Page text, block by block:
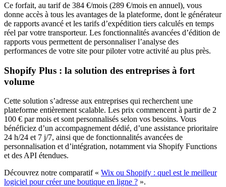
Ce forfait, au tarif de 384 €/mois (289 €/mois en annuel), vous
donne accès à tous les avantages de la plateforme, dont le générateur
de rapports avancé et les tarifs d’expédition tiers calculés en temps
réel par votre transporteur. Les fonctionnalités avancées d’édition de
rapports vous permettent de personnaliser l’analyse des
performances de votre site pour piloter votre activité au plus près.
Shopify Plus : la solution des entreprises à fort
volume
Cette solution s’adresse aux entreprises qui recherchent une
plateforme entièrement scalable. Les prix commencent à partir de 2
100 € par mois et sont personnalisés selon vos besoins. Vous
bénéficiez d’un accompagnement dédié, d’une assistance prioritaire
24 h/24 et 7 j/7, ainsi que de fonctionnalités avancées de
personnalisation et d’intégration, notamment via Shopify Functions
et des API étendues.
Découvrez notre comparatif « Wix ou Shopify : quel est le meilleur
logiciel pour créer une boutique en ligne ? ».